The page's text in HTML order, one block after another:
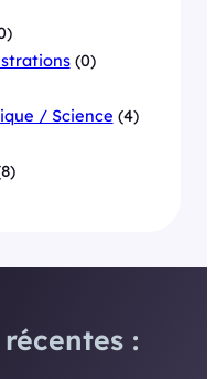
(0)
/ Science (4)
: